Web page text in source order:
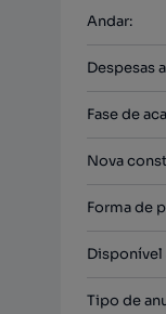
Andar:
Despesas
Fase de
Nova
Forma de
Disponível
Tipo de